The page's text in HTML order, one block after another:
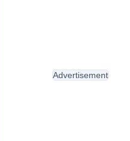
Advertisement